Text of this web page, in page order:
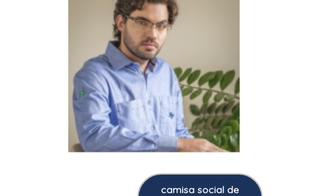
camisa social de